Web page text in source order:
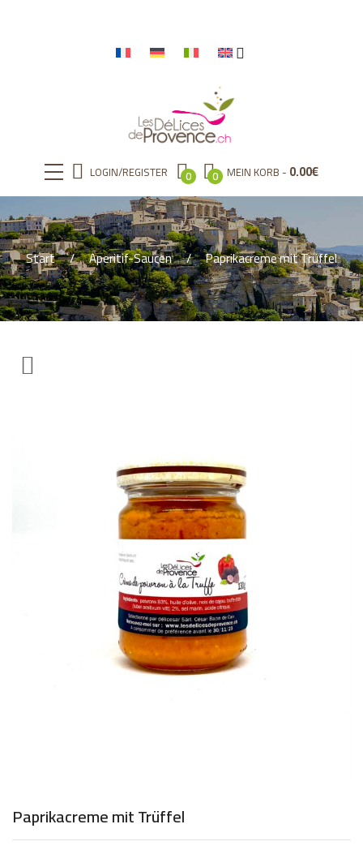
LOGIN/REGISTER 0 0 MEIN KORB 0.00€
Start Aperitif-Saucen Paprikacreme mit Trüffel
Paprikacreme mit Trüffel